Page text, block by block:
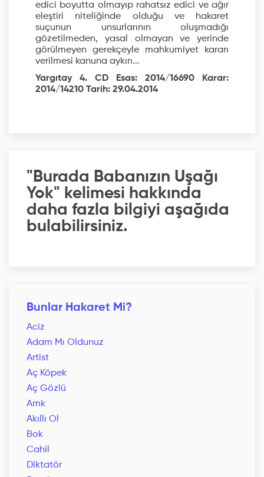
edici boyutta olmayıp rahatsız edici ve ağır
eleştiri niteliğinde olduğu ve hakaret
suçunun unsurlarının oluşmadığı
gözetilmeden, yasal olmayan ve yerinde
görülmeyen gerekçeyle mahkumiyet kararı
verilmesi kanuna aykırı...
Yargıtay 4. CD Esas: 2014/16690 Karar:
2014/14210 Tarih: 29.04.2014
"Burada Babanızın Uşağı
Yok" kelimesi hakkında
daha fazla bilgiyi aşağıda
bulabilirsiniz.
Bunlar Hakaret Mi?
Aciz
Adam Mı Oldunuz
Artist
Aç Köpek
Aç Gözlü
Amk
Akıllı Ol
Bok
Cahil
Diktatör